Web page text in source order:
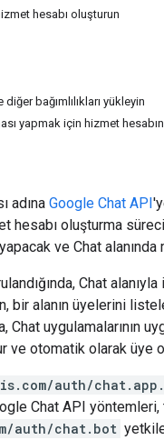
hesabı oluşturun
diğer bağımlılıkları yükleyin
yapmak için hizmet
adına Google Chat API
hesabı oluşturma
ve Chat
Chat
bir alanın üyelerini
Chat
ve otomatik olarak üye
auth/
Chat API
auth/chat.bot